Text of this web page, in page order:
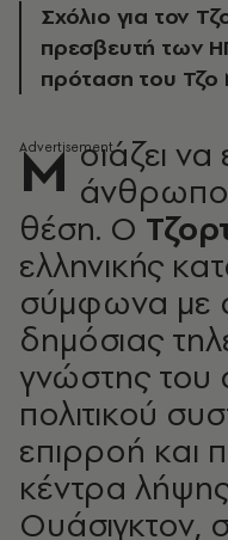
Σχόλιο για τον
πρεσβευτή των
πρόταση του Τζο
Μοιάζει να είναι ο κατάλληλος
θέση. Ο
ελληνικής
σύμφωνα με
δημόσιας
γνώστης του
πολιτικού
επιρροή και
κέντρα
Ουάσιγκτον,